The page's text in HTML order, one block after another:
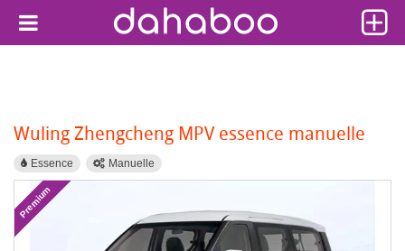
Wuling Zhengcheng MPV essence manuelle
Essence Manuelle
Premium